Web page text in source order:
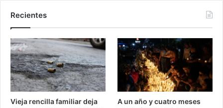
Recientes
Vieja rencilla familiar deja
A un año y cuatro meses